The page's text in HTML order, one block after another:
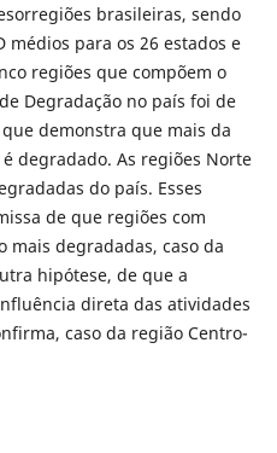
brasileiras, sendo
para os 26 estados e
regiões que compõem o
Degradação no país foi de
demonstra que mais da
degradado. As regiões Norte
do país. Esses
de que regiões com
mais degradadas, caso da
hipótese, de que a
direta das atividades
caso da região Centro-